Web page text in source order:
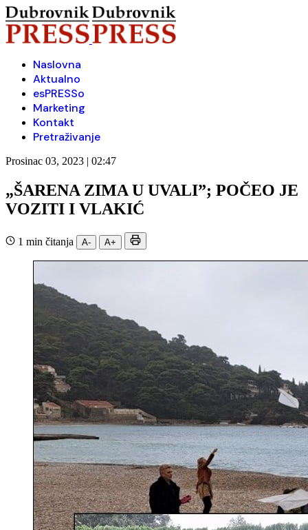
Naslovna
Aktualno
esPRESSo
Marketing
Kontakt
Pretraživanje
Prosinac 03, 2023 | 02:47
„ŠARENA ZIMA U UVALI”; POČEO JE
VOZITI I VLAKIĆ
1 min čitanja A- A+